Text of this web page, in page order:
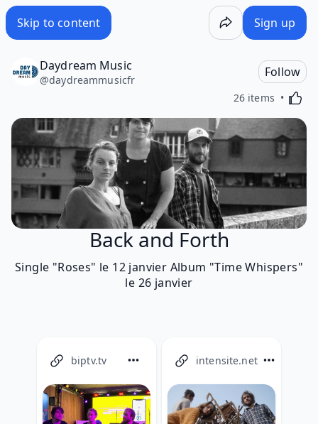
Skip to content Sign up
Daydream Music
@daydreammusicfr
Follow
26 items
Back and Forth
Single "Roses" le 12 janvier Album "Time Whispers"
le 26 janvier
biptv.tv intensite.net